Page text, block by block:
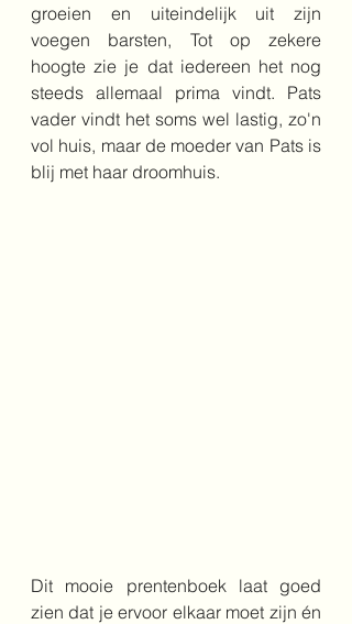
groeien en uiteindelijk uit zijn
voegen barsten, Tot op zekere
hoogte zie je dat iedereen het nog
steeds allemaal prima vindt. Pats
vader vindt het soms wel lastig, zo'n
vol huis, maar de moeder van Pats is
blij met haar droomhuis.
Dit mooie prentenboek laat goed
zien dat je ervoor elkaar moet zijn én